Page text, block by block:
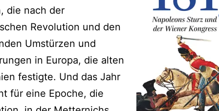
die nach der
Revolution und den
Umstürzen und
in Europa, die alten
festigte. Und das Jahr
für eine Epoche, die